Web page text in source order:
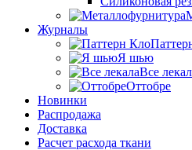
Журналы
Я шью
Все
Оттобре
Новинки
Распродажа
Доставка
Расчет расхода ткани